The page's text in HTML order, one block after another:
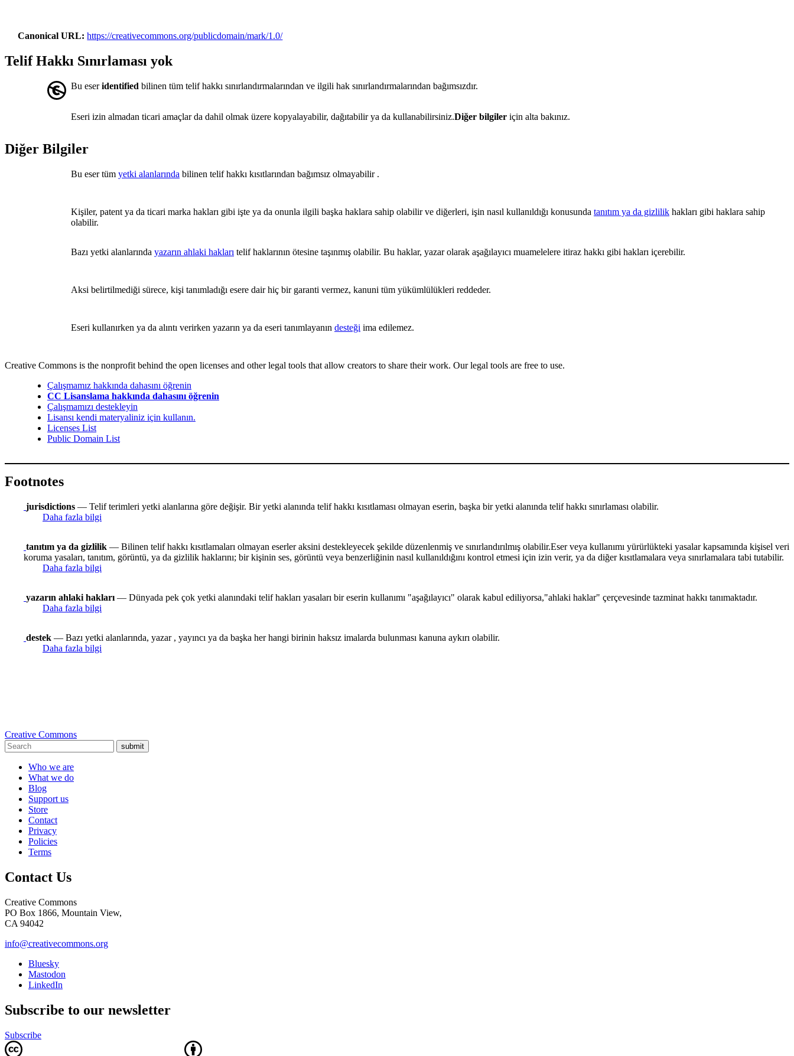
Canonical URL https://creativecommons.org/publicdomain/mark/1.0/
Telif Hakkı Sınırlaması yok
Bu eseridentified bilinen tüm telif hakkı sınırlandırmalarından ve ilgili hak sınırlandırmalarından bağımsızdır.
Eseri izin almadan ticari amaçlar da dahil olmak üzere kopyalayabilir, dağıtabilir ya da kullanabilirsiniz.Diğer bilgiler için alta bakınız.
Diğer Bilgiler
Bu eser tüm yetki alanlarında bilinen telif hakkı kısıtlarından bağımsız olmayabilir .
Kişiler, patent ya da ticari marka hakları gibi işte ya da onunla ilgili başka haklara sahip olabilir ve diğerleri, işin nasıl kullanıldığı konusunda tanıtım ya da gizlilik hakları gibi haklara sahip
olabilir.
Bazı yetki alanlarında yazarın ahlaki hakları telif haklarının ötesine taşınmış olabilir. Bu haklar, yazar olarak aşağılayıcı muamelelere itiraz hakkı gibi hakları içerebilir.
Aksi belirtilmediği sürece, kişi tanımladığı esere dair hiç bir garanti vermez, kanuni tüm yükümlülükleri reddeder.
Eseri kullanırken ya da alıntı verirken yazarın ya da eseri tanımlayanın desteği ima edilemez.
Creative Commons is the nonprofit behind the open licenses and other legal tools that allow creators to share their work. Our legal tools are free to use.
Çalışmamız hakkında dahasını öğrenin
CC Lisanslama hakkında dahasını öğrenin
Çalışmamızı destekleyin
Lisansı kendi materyaliniz için kullanın.
Licenses List
Public Domain List
Footnotes
jurisdictions — Telif terimleri yetki alanlarına göre değişir. Bir yetki alanında telif hakkı kısıtlaması olmayan eserin, başka bir yetki alanında telif hakkı sınırlaması olabilir.
Daha fazla bilgi
tanıtım ya da gizlilik — Bilinen telif hakkı kısıtlamaları olmayan eserler aksini destekleyecek şekilde düzenlenmiş ve sınırlandırılmış olabilir.Eser veya kullanımı yürürlükteki yasalar kapsamında kişisel veri
koruma yasaları, tanıtım, görüntü, ya da gizlilik haklarını; bir kişinin ses, görüntü veya benzerliğinin nasıl kullanıldığını kontrol etmesi için izin verir, ya da diğer kısıtlamalara veya sınırlamalara tabi tutabilir.
Daha fazla bilgi
yazarın ahlaki hakları — Dünyada pek çok yetki alanındaki telif hakları yasaları bir eserin kullanımı "aşağılayıcı" olarak kabul ediliyorsa,"ahlaki haklar" çerçevesinde tazminat hakkı tanımaktadır.
Daha fazla bilgi
destek — Bazı yetki alanlarında, yazar , yayıncı ya da başka her hangi birinin haksız imalarda bulunması kanuna aykırı olabilir.
Daha fazla bilgi
Creative Commons
submit
Who we are
What we do
Blog
Support us
Store
Contact
Privacy
Policies
Terms
Contact Us
Creative Commons
PO Box 1866, Mountain View,
CA 94042
info@creativecommons.org
Bluesky
Mastodon
LinkedIn
Subscribe to our newsletter
Subscribe